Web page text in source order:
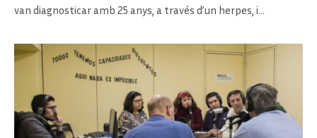
van diagnosticar amb 25 anys, a través d’un herpes, i…